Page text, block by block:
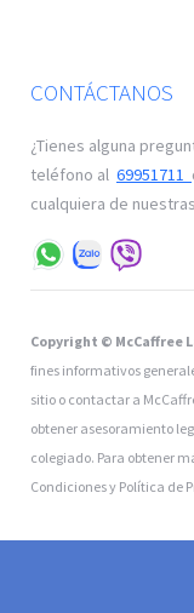
CONTÁCTANOS
¿Tienes alguna
teléfono al 69951711
cualquiera de
Copyright © McCaffree
fines informativos
sitio o contactar a
obtener asesoramiento
colegiado. Para obtener
Condiciones y Política de